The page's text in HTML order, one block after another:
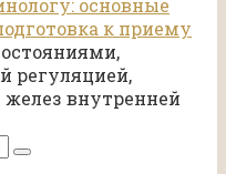
к приему
регуляцией,
внутренней